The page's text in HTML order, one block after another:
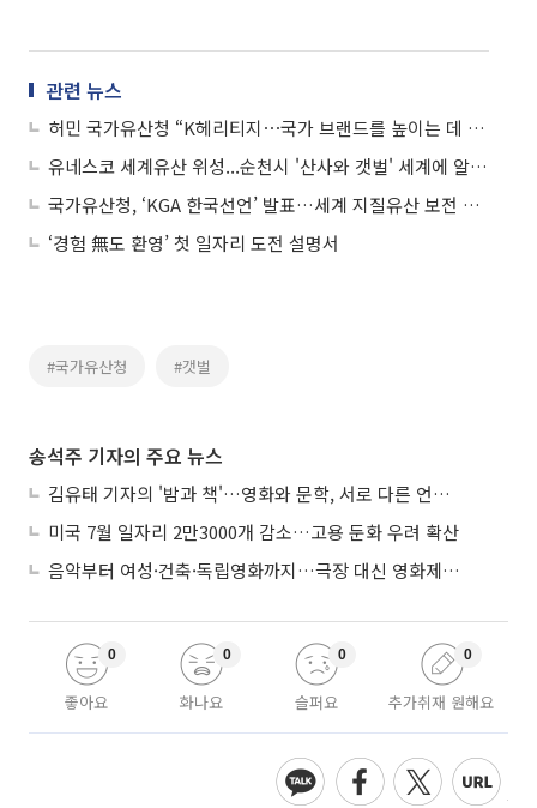
관련 뉴스
허민 국가유산청 “K헤리티지⋯국가 브랜드를 높이는 데 기여”
유네스코 세계유산 위성...순천시 '산사와 갯벌' 세계에 알린다
국가유산청, ‘KGA 한국선언’ 발표…세계 지질유산 보전 국제협력 본격화
‘경험 無도 환영’ 첫 일자리 도전 설명서
#국가유산청 #갯벌
송석주 기자의 주요 뉴스
김유태 기자의 '밤과 책'…영화와 문학, 서로 다른 언어를 읽다
미국 7월 일자리 2만3000개 감소…고용 둔화 우려 확산
음악부터 여성·건축·독립영화까지…극장 대신 영화제로 즐기는 스크린 여행
좋아요
0
화나요
0
슬퍼요
0
추가취재 원해요
0